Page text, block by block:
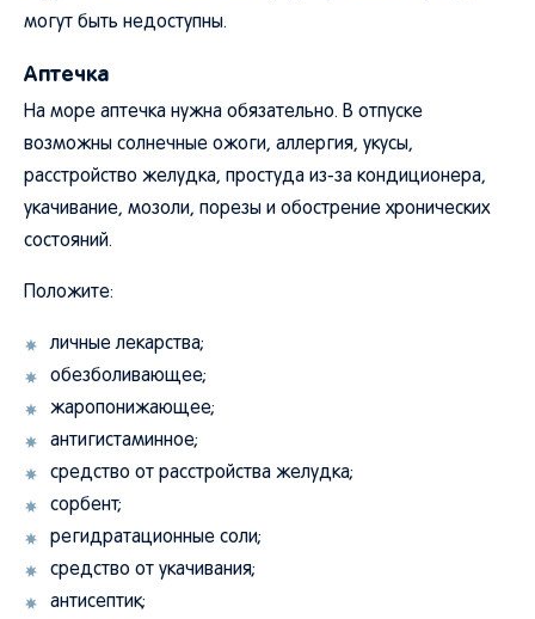
могут быть недоступны.
Аптечка
На море аптечка нужна обязательно. В отпуске
возможны солнечные ожоги, аллергия, укусы,
расстройство желудка, простуда из-за кондиционера,
укачивание, мозоли, порезы и обострение хронических
состояний.
Положите:
личные лекарства;
обезболивающее;
жаропонижающее;
антигистаминное;
средство от расстройства желудка;
сорбент;
регидратационные соли;
средство от укачивания;
антисептик;